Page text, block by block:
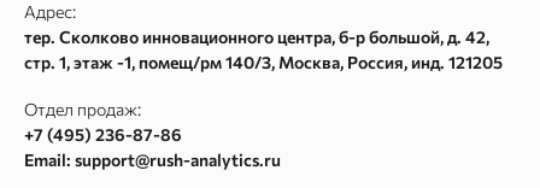
Согласие на обработку персональных данных
Согласие на получение рекламных и информационных
Карта сайта
Частотности ключевых слов Google Adwords
Текстовый анализатор
Сайт аудит
Метасканер
Поиск в Webarchive
Адрес:
тер. Сколково инновационного центра, б-р большой, д. 42,
стр. 1, этаж -1, помещ/рм 140/3, Москва, Россия, инд. 121205
Отдел продаж:
+7 (495) 236-87-86
Email: support@rush-analytics.ru